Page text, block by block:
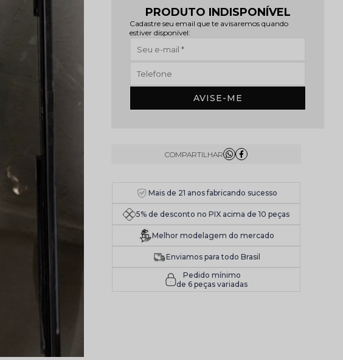
PRODUTO INDISPONÍVEL
Cadastre seu email que te avisaremos quando
estiver disponível:
AVISE-ME
Mais de 21 anos fabricando sucesso
5% de desconto no PIX acima de 10 peças
Melhor modelagem do mercado
Enviamos para todo Brasil
Pedido mínimo
de 6 peças variadas